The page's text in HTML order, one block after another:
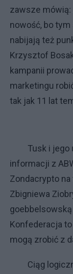
zawsze mówią:
nowość, bo
nabijają też
Krzysztof
kampanii
marketingu
tak jak 11 lat
Tusk i jego
informacji z
Zondacrypto
Zbigniewa
goebbelsowską
Konfederacja
mogą zrobić z
Ciąg